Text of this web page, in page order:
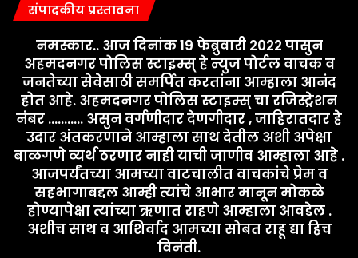
संपादकीय प्रस्तावना
नमस्कार.. आज दिनांक 19 फेब्रुवारी 2022 पासुन
अहमदनगर पोलिस स्टाइम्स् हे न्युज पोर्टल वाचक व
जनतेच्या सेवेसाठी समर्पित करतांना आम्हाला आनंद
होत आहे. अहमदनगर पोलिस स्टाइम्स् चा रजिस्ट्रेशन
नंबर ........... असुन वर्गणीदार देणगीदार , जाहिरातदार हे
उदार अंतकरणाने आम्हाला साथ देतील अशी अपेक्षा
बाळगणे व्यर्थ ठरणार नाही याची जाणीव आम्हाला आहे .
आजपर्यंतच्या आमच्या वाटचालीत वाचकांचे प्रेम व
सहभागाबद्दल आम्ही त्यांचे आभार मानून मोकळे
होण्यापेक्षा त्यांच्या ऋणात राहणे आम्हाला आवडेल .
अशीच साथ व आशिर्वाद आमच्या सोबत राहू द्या हिच
विनंती.